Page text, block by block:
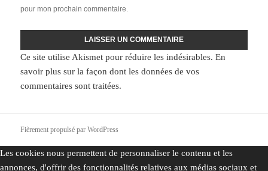
pour mon prochain commentaire.
Ce site utilise Akismet pour réduire les indésirables.En
savoir plus sur la façon dont les données de vos
commentaires sont traitées.
Fièrement propulsé par WordPress
Les cookies nous permettent de personnaliser le contenu et les
annonces, d'offrir des fonctionnalités relatives aux médias sociaux et